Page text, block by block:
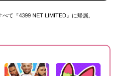
て『4399 NET LIMITED』に帰属。